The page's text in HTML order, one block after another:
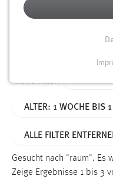
Alter
Aktive Filter:
ALTER: 1 WOCHE BIS
ALLE FILTER
Gesucht nach "raum". Es
Zeige Ergebnisse 1 bis 3
Funktionen und sind
Name: